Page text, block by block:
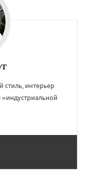
интерьер
«индустриальной